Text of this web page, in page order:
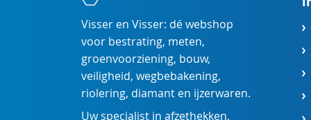
Visser en Visser: dé webshop
voor bestrating, meten,
groenvoorziening, bouw,
veiligheid, wegbebakening,
riolering, diamant en ijzerwaren.
Uw specialist in afzethekken,